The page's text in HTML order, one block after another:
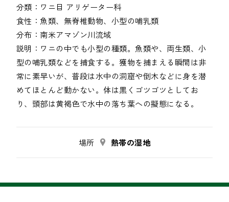
分類： ワニ目 アリゲーター科
食性：魚類、無脊椎動物、小型の哺乳類
分布： 南米アマゾン川流域
説明： ワニの中でも小型の種類。魚類や、両生類、小
型の哺乳類などを捕食する。獲物を捕まえる瞬間は非
常に素早いが、普段は水中の洞窟や倒木などに身を潜
めてほとんど動かない。体は黒くゴツゴツとしてお
場所 熱帯の湿地